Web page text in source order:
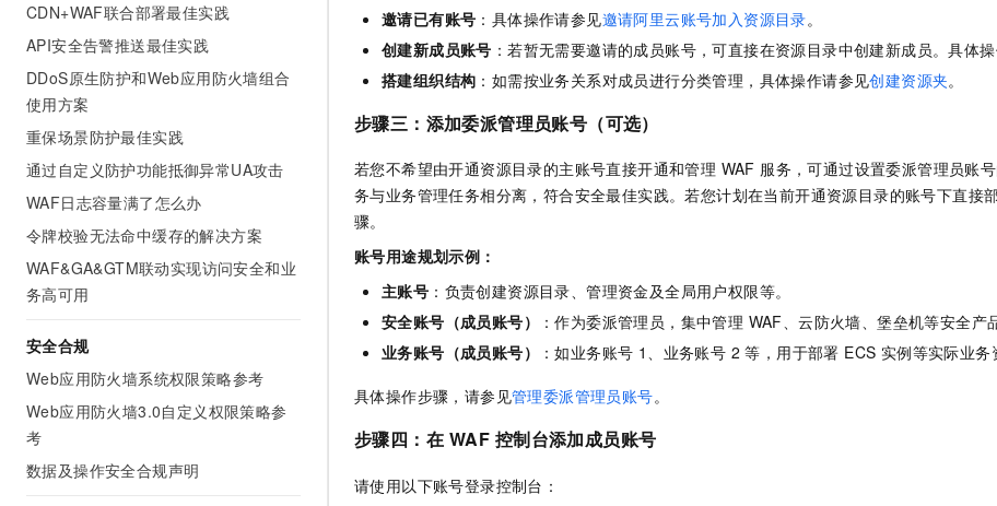
CDN+WAF联合部署最佳实践
API安全告警推送最佳实践
DDoS原生防护和Web应用防火墙组合
使用方案
重保场景防护最佳实践
通过自定义防护功能抵御异常UA攻击
WAF日志容量满了怎么办
令牌校验无法命中缓存的解决方案
WAF&GA&GTM联动实现访问安全和业
务高可用
安全合规
Web应用防火墙系统权限策略参考
Web应用防火墙3.0自定义权限策略参
考
数据及操作安全合规声明
邀请已有账号 ：具体操作请参见邀请阿里云账号加入资源目录。
创建新成员账号 ：若暂无需要邀请的成员账号，可直接在资源目录中创建新成员。具体
搭建组织结构 ：如需按业务关系对成员进行分类管理，具体操作请参见创建资源夹。
步骤三：添加委派管理员账号（可选）
若您不希望由开通资源目录的主账号直接开通和管理 WAF 服务，可通过设置委派管理员账
务与业务管理任务相分离，符合安全最佳实践。若您计划在当前开通资源目录的账号下直接
骤。
账号用途规划示例：
主账号 ：负责创建资源目录、管理资金及全局用户权限等。
安全账号（成员账号）
：作为委派管理员，集中管理 WAF、云防火墙、堡垒机等安全产品
业务账号（成员账号）
：如业务账号 1、业务账号 2 等，用于部署 ECS 实例等实际业务
具体操作步骤，请参见管理委派管理员账号。
步骤四：在 WAF 控制台添加成员账号
请使用以下账号登录控制台：